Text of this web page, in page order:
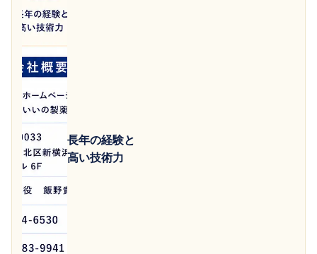
長年の経験と
高い技術力